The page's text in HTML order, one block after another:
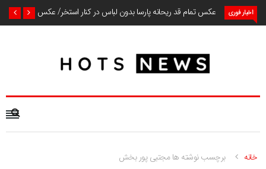
اخبار فوری عکس تمام قد ریحانه پارسا بدون لباس در کنار استخر/ عکس
خانه برچسب نوشته ها مجتبی پور بخش